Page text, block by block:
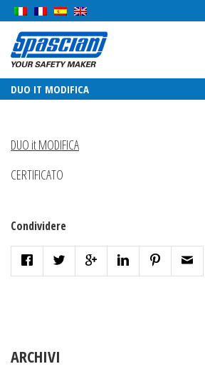
DUO IT MODIFICA
DUO it MODIFICA
CERTIFICATO
Condividere
ARCHIVI